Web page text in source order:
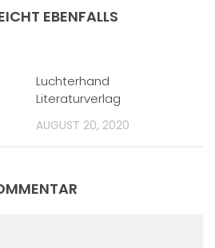
EBENFALLS
Luchterhand
Literaturverlag
AUGUST 20, 2020